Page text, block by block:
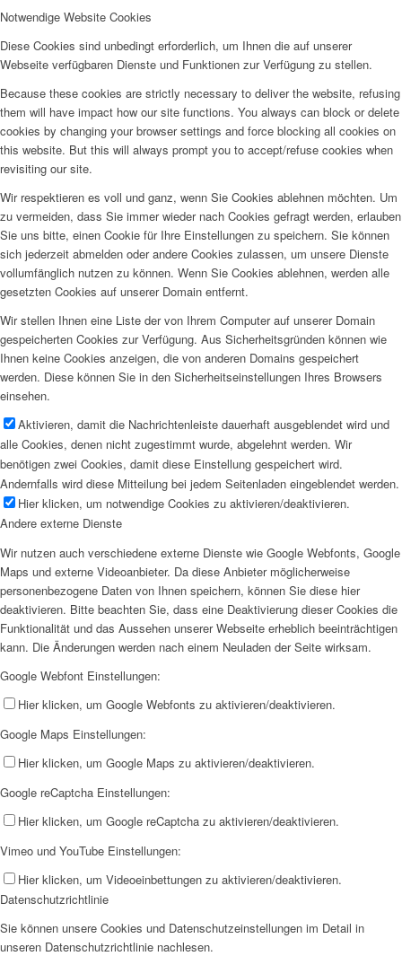
Notwendige Website Cookies
Diese Cookies sind unbedingt erforderlich, um Ihnen die auf unserer
Webseite verfügbaren Dienste und Funktionen zur Verfügung zu stellen.
Because these cookies are strictly necessary to deliver the website, refusing
them will have impact how our site functions. You always can block or delete
cookies by changing your browser settings and force blocking all cookies on
this website. But this will always prompt you to accept/refuse cookies when
revisiting our site.
Wir respektieren es voll und ganz, wenn Sie Cookies ablehnen möchten. Um
zu vermeiden, dass Sie immer wieder nach Cookies gefragt werden, erlauben
Sie uns bitte, einen Cookie für Ihre Einstellungen zu speichern. Sie können
sich jederzeit abmelden oder andere Cookies zulassen, um unsere Dienste
vollumfänglich nutzen zu können. Wenn Sie Cookies ablehnen, werden alle
gesetzten Cookies auf unserer Domain entfernt.
Wir stellen Ihnen eine Liste der von Ihrem Computer auf unserer Domain
gespeicherten Cookies zur Verfügung. Aus Sicherheitsgründen können wie
Ihnen keine Cookies anzeigen, die von anderen Domains gespeichert
werden. Diese können Sie in den Sicherheitseinstellungen Ihres Browsers
einsehen.
Aktivieren, damit die Nachrichtenleiste dauerhaft ausgeblendet wird und
alle Cookies, denen nicht zugestimmt wurde, abgelehnt werden. Wir
benötigen zwei Cookies, damit diese Einstellung gespeichert wird.
Andernfalls wird diese Mitteilung bei jedem Seitenladen eingeblendet werden.
Hier klicken, um notwendige Cookies zu aktivieren/deaktivieren.
Andere externe Dienste
Wir nutzen auch verschiedene externe Dienste wie Google Webfonts, Google
Maps und externe Videoanbieter. Da diese Anbieter möglicherweise
personenbezogene Daten von Ihnen speichern, können Sie diese hier
deaktivieren. Bitte beachten Sie, dass eine Deaktivierung dieser Cookies die
Funktionalität und das Aussehen unserer Webseite erheblich beeinträchtigen
kann. Die Änderungen werden nach einem Neuladen der Seite wirksam.
Google Webfont Einstellungen:
Hier klicken, um Google Webfonts zu aktivieren/deaktivieren.
Google Maps Einstellungen:
Hier klicken, um Google Maps zu aktivieren/deaktivieren.
Google reCaptcha Einstellungen:
Hier klicken, um Google reCaptcha zu aktivieren/deaktivieren.
Vimeo und YouTube Einstellungen:
Hier klicken, um Videoeinbettungen zu aktivieren/deaktivieren.
Datenschutzrichtlinie
Sie können unsere Cookies und Datenschutzeinstellungen im Detail in
unseren Datenschutzrichtlinie nachlesen.